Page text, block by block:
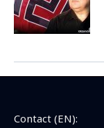
Contact (EN):